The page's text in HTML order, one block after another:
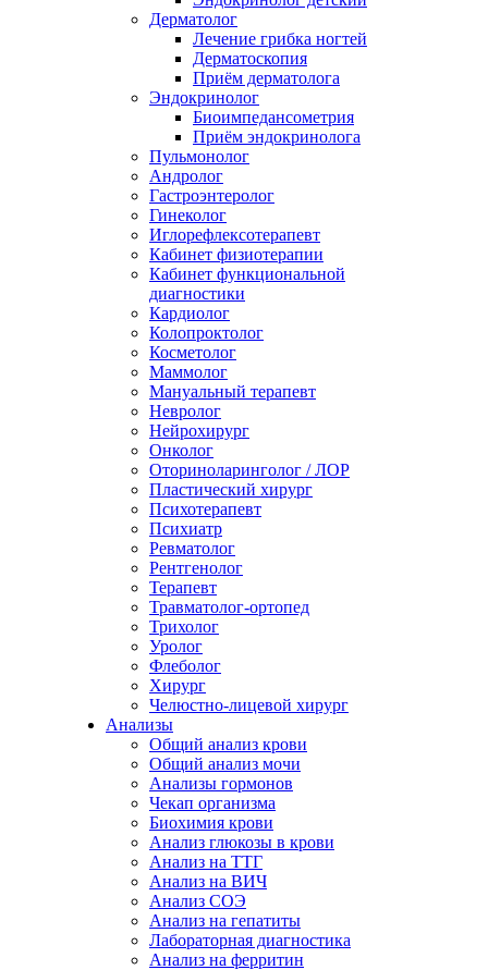
Дерматолог
Лечение грибка ногтей
Дерматоскопия
Приём дерматолога
Эндокринолог
Биоимпедансометрия
Приём эндокринолога
Пульмонолог
Андролог
Гастроэнтеролог
Гинеколог
Иглорефлексотерапевт
Кабинет физиотерапии
Кабинет функциональной
диагностики
Кардиолог
Колопроктолог
Косметолог
Маммолог
Мануальный терапевт
Невролог
Нейрохирург
Онколог
Оториноларинголог / ЛОР
Пластический хирург
Психотерапевт
Психиатр
Ревматолог
Рентгенолог
Терапевт
Травматолог-ортопед
Трихолог
Уролог
Флеболог
Хирург
Челюстно-лицевой хирург
Анализы
Общий анализ крови
Общий анализ мочи
Анализы гормонов
Чекап организма
Биохимия крови
Анализ глюкозы в крови
Анализ на ТТГ
Анализ на ВИЧ
Анализ СОЭ
Анализ на гепатиты
Лабораторная диагностика
Анализ на ферритин